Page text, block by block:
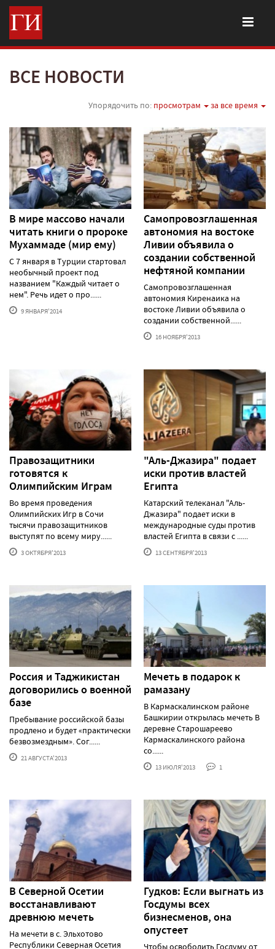
ВСЕ НОВОСТИ
Упорядочить по: просмотрам за все время
В мире массово начали
читать книги о пророке
Мухаммаде (мир ему)
С 7 января в Турции стартовал
необычный проект под
названием "Каждый читает о
нем". Речь идет о про......
9 ЯНВАРЯ'2014
Самопровозглашенная
автономия на востоке
Ливии объявила о
создании собственной
нефтяной компании
Самопровозглашенная
автономия Киренаика на
востоке Ливии объявила о
создании собственной......
16 НОЯБРЯ'2013
Правозащитники
готовятся к
Олимпийским Играм
Во время проведения
Олимпийских Игр в Сочи
тысячи правозащитников
выступят по всему миру......
3 ОКТЯБРЯ'2013
"Аль-Джазира" подает
иски против властей
Египта
Катарский телеканал "Аль-
Джазира" подает иски в
международные суды против
властей Египта в связи с ......
13 СЕНТЯБРЯ'2013
Россия и Таджикистан
договорились о военной
базе
Пребывание российской базы
продлено и будет «практически
безвозмездным». Сог......
21 АВГУСТА'2013
Мечеть в подарок к
рамазану
В Кармаскалинском районе
Башкирии открылась мечеть В
деревне Старошареево
Кармаскалинского района
со......
13 ИЮЛЯ'2013 1
В Северной Осетии
восстанавливают
древнюю мечеть
На мечети в с. Эльхотово
Республики Северная Осетия
Гудков: Если выгнать из
Госдумы всех
бизнесменов, она
опустеет
Чтобы освободить Госдуму от